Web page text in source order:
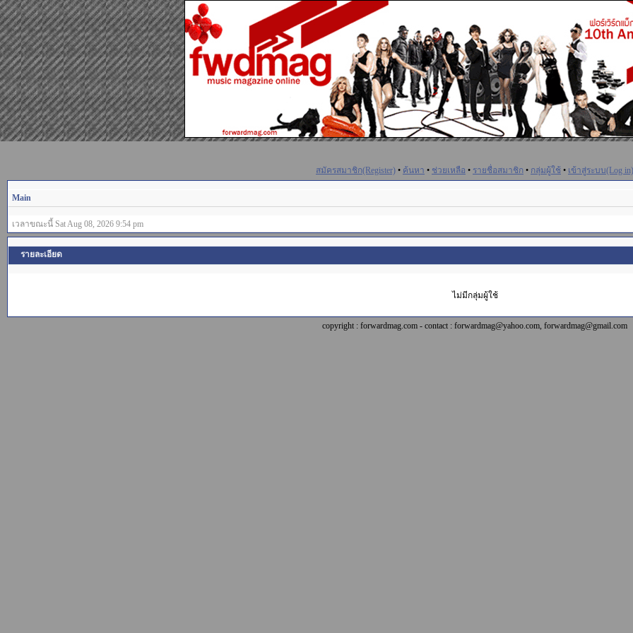
สมัครสมาชิก(Register) • ค้นหา • ช่วยเหลือ • รายชื่อสมาชิก • กลุ่มผู้ใช้ • เข้าสู่ระบบ(Log in)
Main
เวลาขณะนี้ Sat Aug 08, 2026 9:54 pm
รายละเอียด
ไม่มีกลุ่มผู้ใช้
copyright : forwardmag.com - contact : forwardmag@yahoo.com, forwardmag@gmail.com